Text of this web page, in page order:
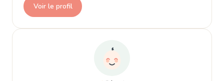
Voir le profil